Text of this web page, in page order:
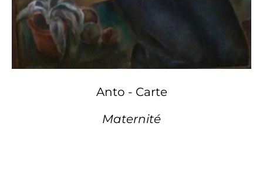
Anto - Carte
Maternité